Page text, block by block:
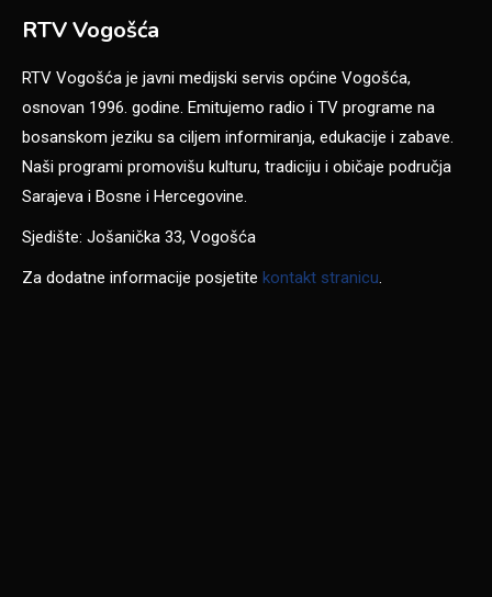
RTV Vogošća
RTV Vogošća je javni medijski servis općine Vogošća,
osnovan 1996. godine. Emitujemo radio i TV programe na
bosanskom jeziku sa ciljem informiranja, edukacije i zabave.
Naši programi promovišu kulturu, tradiciju i običaje područja
Sarajeva i Bosne i Hercegovine.
Sjedište: Jošanička 33, Vogošća
Za dodatne informacije posjetite kontakt stranicu